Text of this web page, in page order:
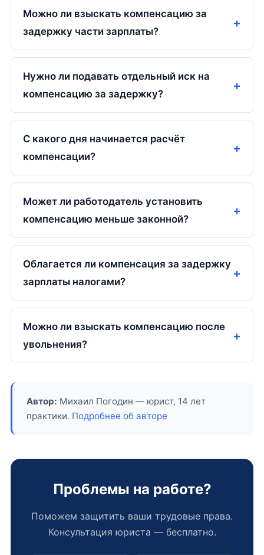
Можно ли взыскать компенсацию за
задержку части зарплаты?
Нужно ли подавать отдельный иск на
компенсацию за задержку?
С какого дня начинается расчёт
компенсации?
Может ли работодатель установить
компенсацию меньше законной?
Облагается ли компенсация за задержку
зарплаты налогами?
Можно ли взыскать компенсацию после
увольнения?
Автор: Михаил Погодин — юрист, 14 лет
практики. Подробнее об авторе
Проблемы на работе?
Поможем защитить ваши трудовые права.
Консультация юриста — бесплатно.